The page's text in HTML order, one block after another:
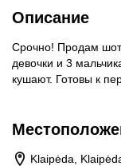
Описание
Срочно! Продам
девочки и 3
кушают. Готовы к
Klaipėda,